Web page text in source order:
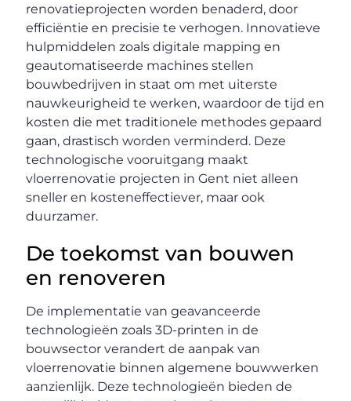
renovatieprojecten worden benaderd, door
efficiëntie en precisie te verhogen. Innovatieve
hulpmiddelen zoals digitale mapping en
geautomatiseerde machines stellen
bouwbedrijven in staat om met uiterste
nauwkeurigheid te werken, waardoor de tijd en
kosten die met traditionele methodes gepaard
gaan, drastisch worden verminderd. Deze
technologische vooruitgang maakt
vloerrenovatie projecten in Gent niet alleen
sneller en kosteneffectiever, maar ook
duurzamer.
De toekomst van bouwen
en renoveren
De implementatie van geavanceerde
technologieën zoals 3D-printen in de
bouwsector verandert de aanpak van
vloerrenovatie binnen algemene bouwwerken
aanzienlijk. Deze technologieën bieden de